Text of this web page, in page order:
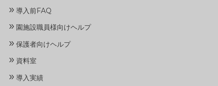
» 導入前FAQ
» 園施設職員様向けヘルプ
» 保護者向けヘルプ
» 資料室
» 導入実績